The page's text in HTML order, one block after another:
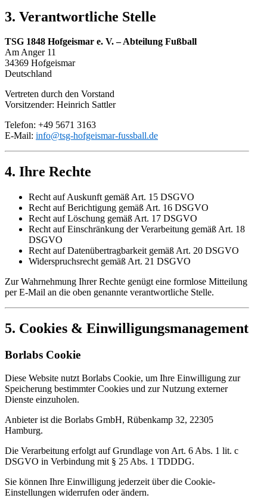
3. Verantwortliche Stelle
TSG 1848 Hofgeismar e. V. – Abteilung Fußball
Am Anger 11
34369 Hofgeismar
Deutschland
Vertreten durch den Vorstand
Vorsitzender: Heinrich Sattler
Telefon: +49 5671 3163
E-Mail: info@tsg-hofgeismar-fussball.de
4. Ihre Rechte
Recht auf Auskunft gemäß Art. 15 DSGVO
Recht auf Berichtigung gemäß Art. 16 DSGVO
Recht auf Löschung gemäß Art. 17 DSGVO
Recht auf Einschränkung der Verarbeitung gemäß Art. 18
DSGVO
Recht auf Datenübertragbarkeit gemäß Art. 20 DSGVO
Widerspruchsrecht gemäß Art. 21 DSGVO
Zur Wahrnehmung Ihrer Rechte genügt eine formlose Mitteilung
per E-Mail an die oben genannte verantwortliche Stelle.
5. Cookies & Einwilligungsmanagement
Borlabs Cookie
Diese Website nutzt Borlabs Cookie, um Ihre Einwilligung zur
Speicherung bestimmter Cookies und zur Nutzung externer
Dienste einzuholen.
Anbieter ist die Borlabs GmbH, Rübenkamp 32, 22305
Hamburg.
Die Verarbeitung erfolgt auf Grundlage von Art. 6 Abs. 1 lit. c
DSGVO in Verbindung mit § 25 Abs. 1 TDDDG.
Sie können Ihre Einwilligung jederzeit über die Cookie-
Einstellungen widerrufen oder ändern.